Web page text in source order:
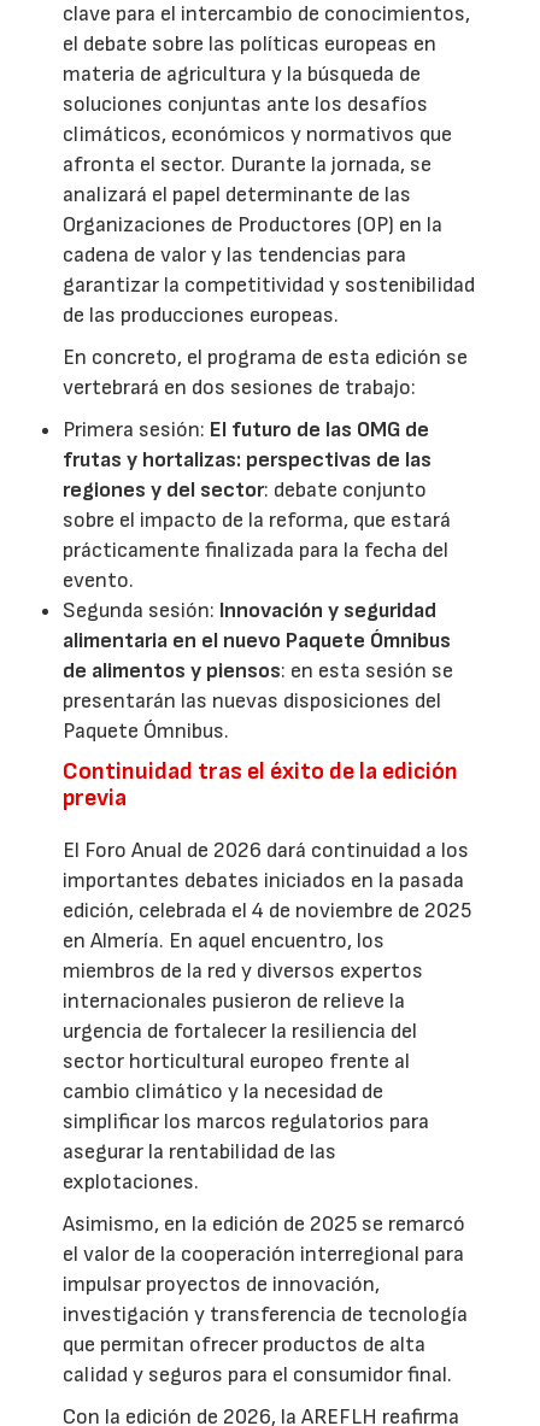
clave para el intercambio de conocimientos,
el debate sobre las políticas europeas en
materia de agricultura y la búsqueda de
soluciones conjuntas ante los desafíos
climáticos, económicos y normativos que
afronta el sector. Durante la jornada, se
analizará el papel determinante de las
Organizaciones de Productores (OP) en la
cadena de valor y las tendencias para
garantizar la competitividad y sostenibilidad
de las producciones europeas.
En concreto, el programa de esta edición se
vertebrará en dos sesiones de trabajo:
Primera sesión: El futuro de las OMG de
frutas y hortalizas: perspectivas de las
regiones y del sector: debate conjunto
sobre el impacto de la reforma, que estará
prácticamente finalizada para la fecha del
evento.
Segunda sesión: Innovación y seguridad
alimentaria en el nuevo Paquete Ómnibus
de alimentos y piensos: en esta sesión se
presentarán las nuevas disposiciones del
Paquete Ómnibus.
Continuidad tras el éxito de la edición
previa
El Foro Anual de 2026 dará continuidad a los
importantes debates iniciados en la pasada
edición, celebrada el 4 de noviembre de 2025
en Almería. En aquel encuentro, los
miembros de la red y diversos expertos
internacionales pusieron de relieve la
urgencia de fortalecer la resiliencia del
sector horticultural europeo frente al
cambio climático y la necesidad de
simplificar los marcos regulatorios para
asegurar la rentabilidad de las
explotaciones.
Asimismo, en la edición de 2025 se remarcó
el valor de la cooperación interregional para
impulsar proyectos de innovación,
investigación y transferencia de tecnología
que permitan ofrecer productos de alta
calidad y seguros para el consumidor final.
Con la edición de 2026, la AREFLH reafirma